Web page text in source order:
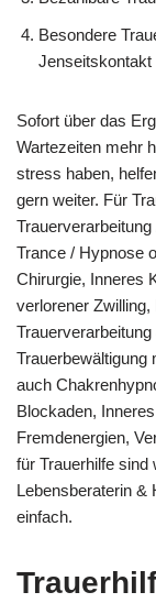
Besondere
Jenseitskontakt
Sofort über das
Wartezeiten mehr
stress haben,
gern weiter. Für
Trance / Hypnose
Chirurgie, Inneres
verlorener
Trauerbewältigung
auch
Blockaden,
Fremdenergien,
für Trauerhilfe sind
Lebensberaterin &
einfach.